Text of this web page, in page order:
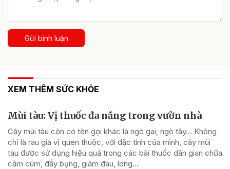
Gửi bình luận
XEM THÊM SỨC KHỎE
Mùi tàu: Vị thuốc đa năng trong vườn nhà
Cây mùi tàu còn có tên gọi khác là ngò gai, ngò tây… Không
chỉ là rau gia vị quen thuộc, với đặc tính của mình, cây mùi
tàu được sử dụng hiệu quả trong các bài thuốc dân gian chữa
cảm cúm, đầy bụng, giảm đau, long...